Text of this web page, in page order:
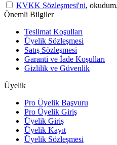
KVKK Sözleşmesi'ni,
Önemli Bilgiler
Teslimat Koşulları
Üyelik Sözleşmesi
Satış Sözleşmesi
Garanti ve İade Koşulları
Gizlilik ve Güvenlik
Üyelik
Pro Üyelik Başvuru
Pro Üyelik Giriş
Üyelik Giriş
Üyelik Kayıt
Üyelik Sözleşmesi